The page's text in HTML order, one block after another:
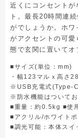
近くにコンセントが
ト。最長20時間連
がでしょうか。ホ
がアクセントの可
態で玄関に置いてオ
■サイズ(単位：mm)
・幅123マルｘ高さ
※USB充電式(Type-
※防水機能はついて
■重量：約0.5kg ■使
■アクリル/ホワイト
■調光可能：本体ス